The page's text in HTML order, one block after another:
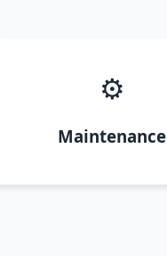
⚙️
Maintenance